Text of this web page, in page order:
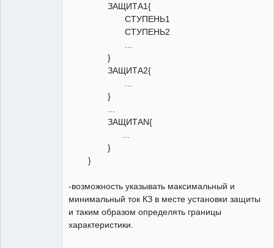
ЗАЩИТА1{
СТУПЕНЬ1
СТУПЕНЬ2
}
ЗАЩИТА2{
}
ЗАЩИТАN{
}
}
-возможность указывать максимальный и
минимальный ток КЗ в месте установки защиты
и таким образом определять границы
характеристики.